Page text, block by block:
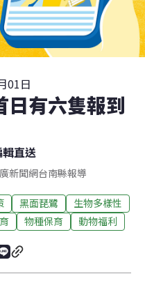
01日
日有六隻報到
直送
新聞網台南縣報導
黑面琵鷺
生物多樣性
物種保育 動物福利